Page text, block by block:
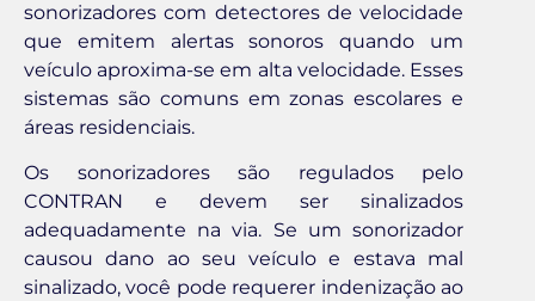
sonorizadores com detectores de velocidade
que emitem alertas sonoros quando um
veículo aproxima-se em alta velocidade. Esses
sistemas são comuns em zonas escolares e
áreas residenciais.
Os sonorizadores são regulados pelo
CONTRAN e devem ser sinalizados
adequadamente na via. Se um sonorizador
causou dano ao seu veículo e estava mal
sinalizado, você pode requerer indenização ao